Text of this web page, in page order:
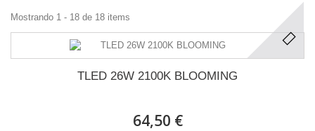
Mostrando 1 - 18 de 18 items
TLED 26W 2100K BLOOMING
64,50 €